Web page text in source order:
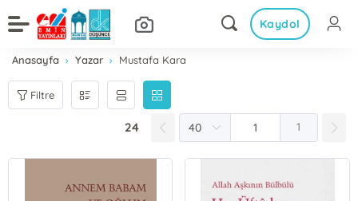
Kaydol
Anasayfa Yazar Mustafa Kara
Filtre
24 1